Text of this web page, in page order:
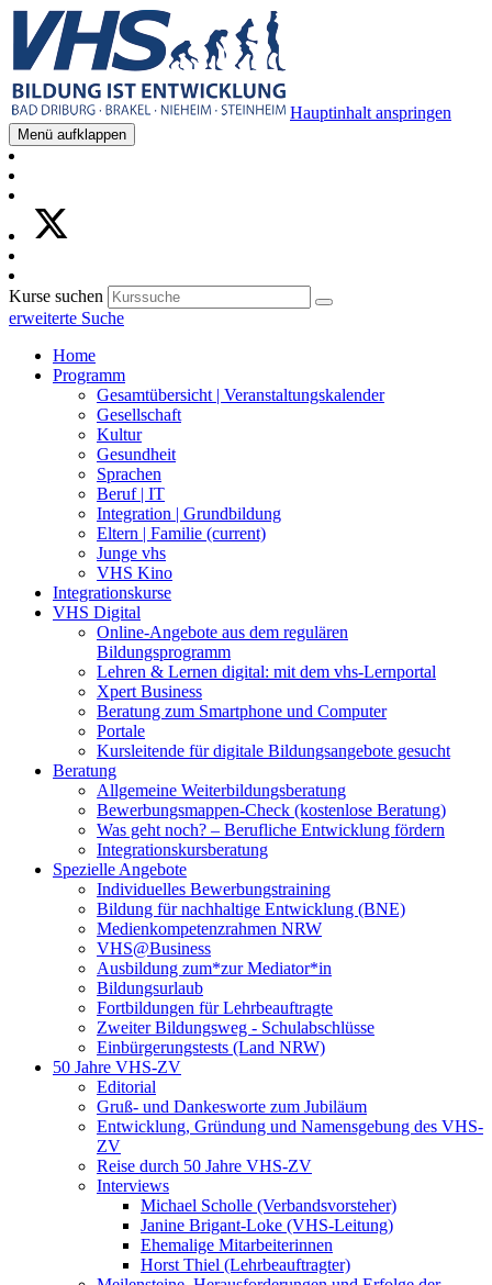
Hauptinhalt anspringen
Menü aufklappen
Kurse suchen
erweiterte Suche
Home
Programm
Gesamtübersicht | Veranstaltungskalender
Gesellschaft
Kultur
Gesundheit
Sprachen
Beruf | IT
Integration | Grundbildung
Eltern | Familie (current)
Junge vhs
VHS Kino
Integrationskurse
VHS Digital
Online-Angebote aus dem regulären
Bildungsprogramm
Lehren & Lernen digital: mit dem vhs-Lernportal
Xpert Business
Beratung zum Smartphone und Computer
Portale
Kursleitende für digitale Bildungsangebote gesucht
Beratung
Allgemeine Weiterbildungsberatung
Bewerbungsmappen-Check (kostenlose Beratung)
Was geht noch? – Berufliche Entwicklung fördern
Integrationskursberatung
Spezielle Angebote
Individuelles Bewerbungstraining
Bildung für nachhaltige Entwicklung (BNE)
Medienkompetenzrahmen NRW
VHS@Business
Ausbildung zum*zur Mediator*in
Bildungsurlaub
Fortbildungen für Lehrbeauftragte
Zweiter Bildungsweg - Schulabschlüsse
Einbürgerungstests (Land NRW)
50 Jahre VHS-ZV
Editorial
Gruß- und Dankesworte zum Jubiläum
Entwicklung, Gründung und Namensgebung des VHS-
ZV
Reise durch 50 Jahre VHS-ZV
Interviews
Michael Scholle (Verbandsvorsteher)
Janine Brigant-Loke (VHS-Leitung)
Ehemalige Mitarbeiterinnen
Horst Thiel (Lehrbeauftragter)